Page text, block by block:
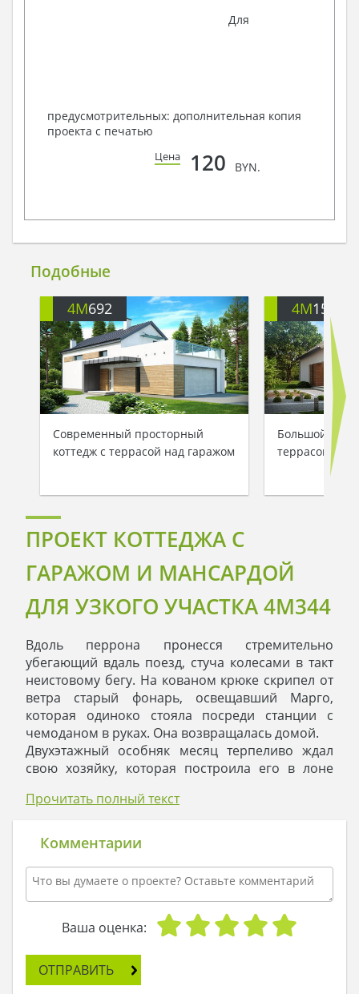
Для
предусмотрительных: дополнительная копия
проекта с печатью
Цена 120 BYN.
Подобные
4M692
Современный просторный
коттедж с террасой над гаражом
4M158
Большой
террасой над
ПРОЕКТ КОТТЕДЖА С
ГАРАЖОМ И МАНСАРДОЙ
ДЛЯ УЗКОГО УЧАСТКА 4M344
Вдоль перрона пронесся стремительно
убегающий вдаль поезд, стуча колесами в такт
неистовому бегу. На кованом крюке скрипел от
ветра старый фонарь, освещавший Марго,
которая одиноко стояла посреди станции с
чемоданом в руках. Она возвращалась домой.
Двухэтажный особняк месяц терпеливо ждал
свою хозяйку, которая построила его в лоне
ношу и направилась к дому. Ее не пугала ночь и
цивилизации, чтобы вообще чего-то на свете
бояться. Каждый уверенный шаг приближал ее к
дому, чьи стены она по праву считала родными
и крепкими, способными укрыть от любой
непогоды на улице и в душе.
За посадкой показались знакомые очертания
между двумя строками лесополосы. В
окружении диких многолетних дубов и елей ее
Прочитать полный текст
Комментарии
Ваша оценка:
ОТПРАВИТЬ